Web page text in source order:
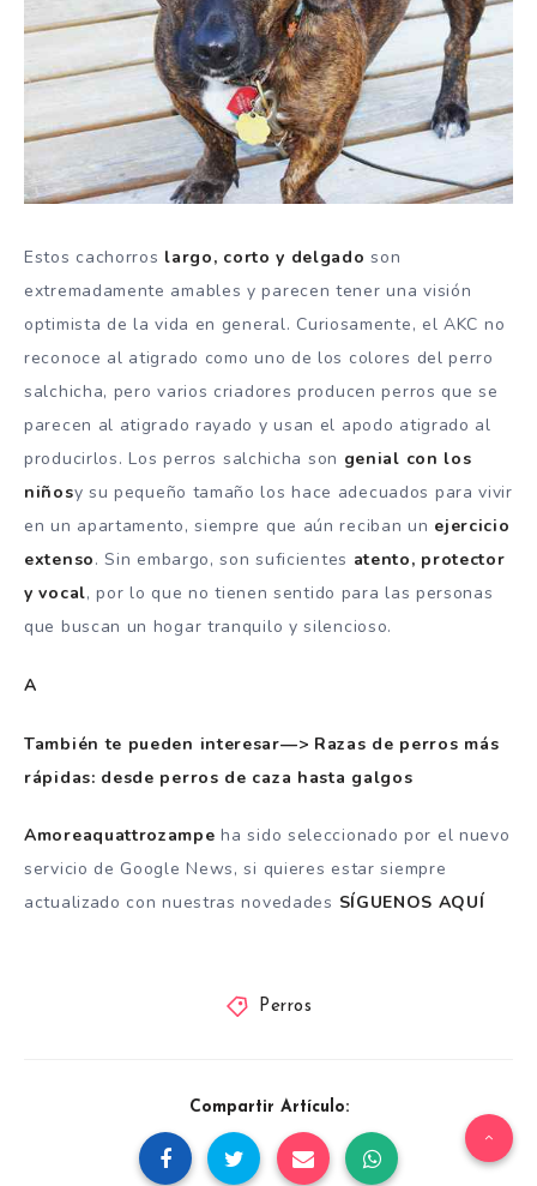
Estos cachorros largo, corto y delgado son
extremadamente amables y parecen tener una visión
optimista de la vida en general. Curiosamente, el AKC no
reconoce al atigrado como uno de los colores del perro
salchicha, pero varios criadores producen perros que se
parecen al atigrado rayado y usan el apodo atigrado al
producirlos.Los perros salchicha son genial con los
niñosy su pequeño tamaño los hace adecuados para vivir
en un apartamento, siempre que aún reciban un ejercicio
extenso.Sin embargo, son suficientes atento, protector
y vocal, por lo que no tienen sentido para las personas
que buscan un hogar tranquilo y silencioso.
A
También te pueden interesar—> Razas de perros más
rápidas: desde perros de caza hasta galgos
Amoreaquattrozampe ha sido seleccionado por el nuevo
servicio de Google News, si quieres estar siempre
actualizado con nuestras novedades SÍGUENOS AQUÍ
Perros
Compartir Artículo: